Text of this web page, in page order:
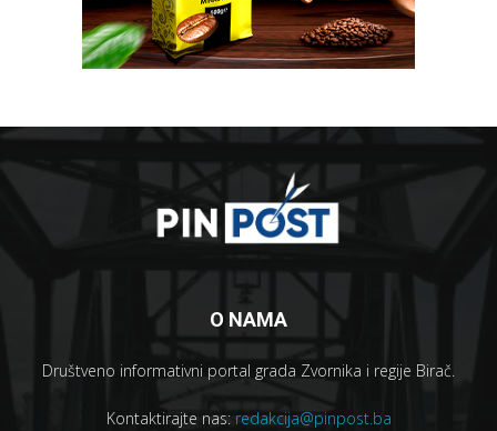
O NAMA
Društveno informativni portal grada Zvornika i regije Birač.
Kontaktirajte nas: redakcija@pinpost.ba